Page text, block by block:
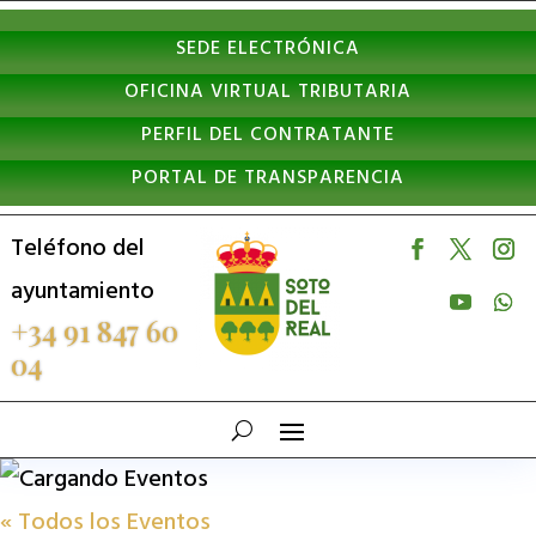
Nota:
este
sitio
web
incluye
un
sistema
de
accesibilidad.
SEDE ELECTRÓNICA
OFICINA VIRTUAL TRIBUTARIA
PERFIL DEL CONTRATANTE
PORTAL DE TRANSPARENCIA
Teléfono del
ayuntamiento
+34 91 847 60
04
« Todos los Eventos